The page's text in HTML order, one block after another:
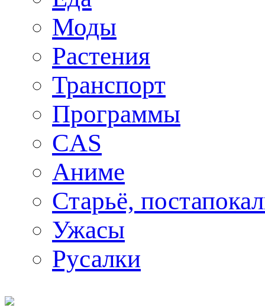
Моды
Растения
Транспорт
Программы
CAS
Аниме
Старьё,
Ужасы
Русалки